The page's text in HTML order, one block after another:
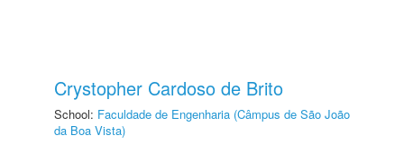
Crystopher Cardoso de Brito
School: Faculdade de Engenharia (Câmpus de São João
da Boa Vista)